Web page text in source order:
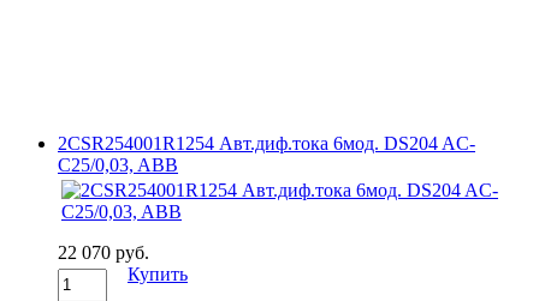
2CSR254001R1254 Авт.диф.тока 6мод. DS204 AC-
C25/0,03, ABB
22 070 руб.
Купить